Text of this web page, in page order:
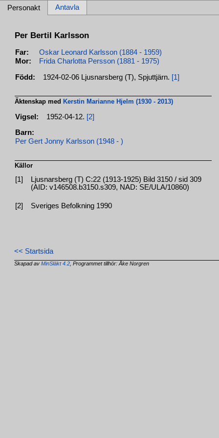
Personakt Antavla
Per Bertil Karlsson
Far:
Oskar Leonard Karlsson (1884 - 1959)
Mor:
Frida Charlotta Persson (1881 - 1975)
Född: 1924-02-06 Ljusnarsberg (T), Spjuttjärn. [1]
Äktenskap med Kerstin Marianne Hjelm (1930 - 2013)
Vigsel: 1952-04-12. [2]
Barn:
Per Gert Jonny Karlsson (1948 - )
Källor
[1]
Ljusnarsberg (T) C:22 (1913-1925) Bild 3150 / sid 309
(AID: v146508.b3150.s309, NAD: SE/ULA/10860)
[2] Sveriges Befolkning 1990
<< Startsida
Skapad avMinSläkt 4.2 , Programmet tillhör: Åke Norgren